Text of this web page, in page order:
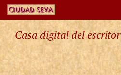
Casa digital del